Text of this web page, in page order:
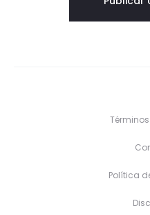
Política